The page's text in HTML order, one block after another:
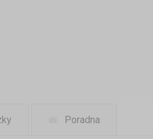
Poradna